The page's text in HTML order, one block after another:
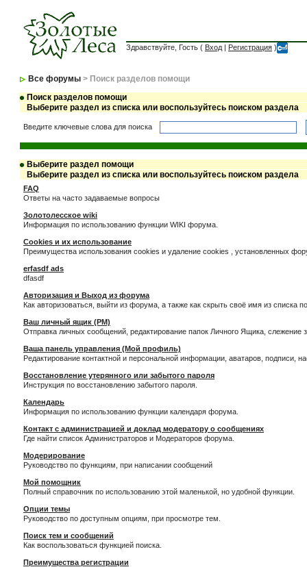
Здравствуйте, Гость ( Вход | Регистрация )
Все форумы > Поиск разделов помощи
Поиск разделов помощи
Выберите раздел из списка или воспользуйтесь поиском раздела
Введите ключевые слова для поиска
Выберите раздел помощи
Выберите раздел из списка или воспользуйтесь поиском раздела
FAQ
Ответы на часто задаваемые вопросы
Золотолесское wiki
Информация по использованию функции WIKI форума.
Cookies и их использование
Преимущества использования cookies и удаление cookies , установленных
erfasdf ads
dfasdf
Авторизация и Выход из форума
Как авторизоваться, выйти из форума, а также как скрыть своё имя из списка
Ваш личный ящик (PM)
Отправка личных сообщений, редактирование папок Личного Ящика,
Ваша панель управления (Мой профиль)
Редактирование контактной и персональной информации, аватаров,
Восстановление утерянного или забытого пароля
Инструкция по восстановлению забытого пароля.
Календарь
Информация по использованию функции календаря форума.
Контакт с администрацией и доклад модератору о сообщениях
Где найти список Администраторов и Модераторов форума.
Модерирование
Руководство по функциям, при написании сообщений
Мой помощник
Полный справочник по использованию этой маленькой, но удобной функции.
Опции темы
Руководство по доступным опциям, при просмотре тем.
Поиск тем и сообщений
Как воспользоваться функцией поиска.
Преимущества регистрации